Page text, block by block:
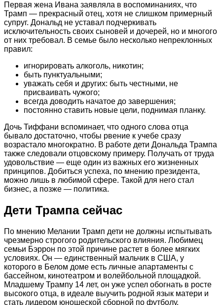
Первая жена Ивана заявляла в воспоминаниях, что
Трамп — прекрасный отец, хотя не слишком примерный
супруг. Дональд не уставал подчеркивать
исключительность своих сыновей и дочерей, но и многого
от них требовал. В семье было несколько непреклонных
правил:
игнорировать алкоголь, никотин;
быть пунктуальными;
уважать себя и других: быть честными, не
присваивать чужого;
всегда доводить начатое до завершения;
постоянно ставить новые цели, поднимая планку.
Дочь Тиффани вспоминает, что одного слова отца
бывало достаточно, чтобы рвение к учебе сразу
возрастало многократно. В работе дети Дональда Трампа
также следовали отцовскому примеру. Получать от труда
удовольствие — еще один из важных его жизненных
принципов. Добиться успеха, по мнению президента,
можно лишь в любимой сфере. Такой для него стал
бизнес, а позже — политика.
Дети Трампа сейчас
По мнению Мелании Трамп дети не должны испытывать
чрезмерно строгого родительского влияния. Любимец
семьи Бэррон по этой причине растет в более мягких
условиях. Он — единственный мальчик в США, у
которого в Белом доме есть личные апартаменты с
бассейном, кинотеатром и волейбольной площадкой.
Младшему Трампу 14 лет, он уже успел обогнать в росте
высокого отца, в идеале выучить родной язык матери и
стать лидером юношеской сборной по футболу.